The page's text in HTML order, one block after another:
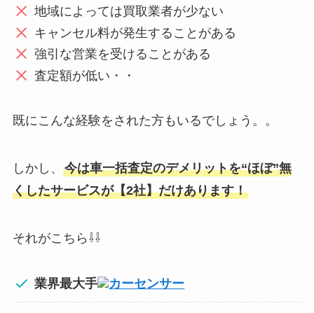
地域によっては買取業者が少ない
キャンセル料が発生することがある
強引な営業を受けることがある
査定額が低い・・
既にこんな経験をされた方もいるでしょう。。
しかし、 今は車一括査定のデメリットを“ほぼ”無
くしたサービスが【2社】だけあります！
それがこちら⇩⇩
業界最大手 カーセンサー